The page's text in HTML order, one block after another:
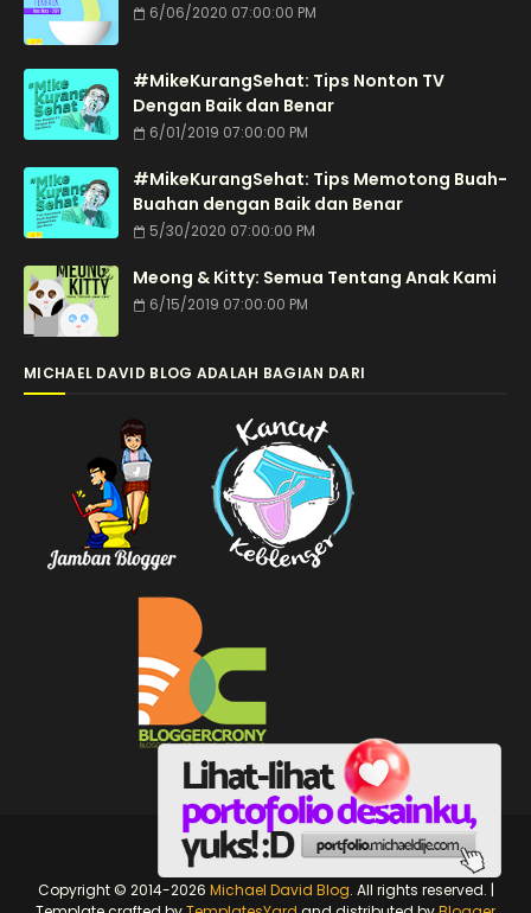
6/06/2020 07:00:00 PM
#MikeKurangSehat: Tips Nonton TV
Dengan Baik dan Benar
6/01/2019 07:00:00 PM
#MikeKurangSehat: Tips Memotong Buah-
Buahan dengan Baik dan Benar
5/30/2020 07:00:00 PM
Meong & Kitty: Semua Tentang Anak Kami
6/15/2019 07:00:00 PM
MICHAEL DAVID BLOG ADALAH BAGIAN DARI
michaeldije.com
Copyright © 2014-2026 Michael David Blog. All rights reserved. |